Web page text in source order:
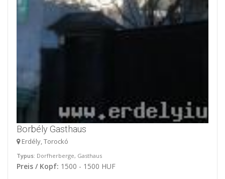
Borbély Gasthaus
Erdély, Torockó
Typus: Dorfherberge, Gasthaus
Preis / Kopf: 1500 - 1500 HUF